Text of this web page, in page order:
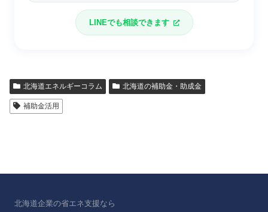
LINEでも相談できます
北海道エネルギーコラム 北海道の補助金・助成金
補助金活用
北海道企業の省エネ支援なら